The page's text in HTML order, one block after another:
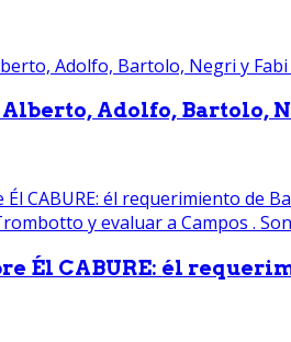
Adolfo, Bartolo,
Él CABURE: él